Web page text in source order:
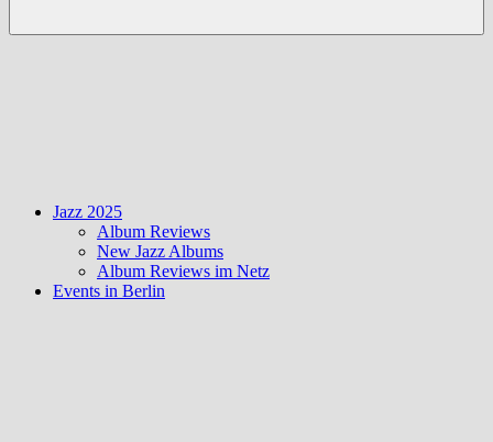
Jazz 2025
Album Reviews
New Jazz Albums
Album Reviews im Netz
Events in Berlin